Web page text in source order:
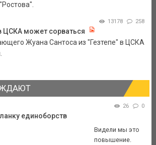
13178 258
ЦСКА может сорваться
Жуана Сантоса из "Гезтепе" в ЦСКА
26 0
единоборств
Видели мы это
повышение.